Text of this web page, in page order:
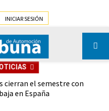
INICIAR SESIÓN
cierran el semestre con
en España